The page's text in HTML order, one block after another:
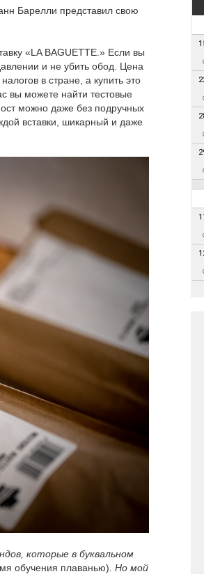
Барелли представил свою
«LA BAGUETTE.» Если вы
и не убить обод. Цена
в стране, а купить это
вы можете найти тестовые
можно даже без подручных
вставки, шикарный и даже
которые в буквальном
обучения плаванью) . Но мой